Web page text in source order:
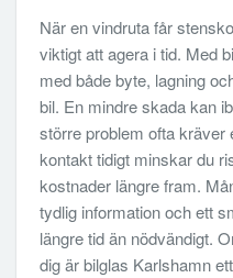
När en vindruta får
viktigt att agera i tid. Med
med både byte, lagning
bil. En mindre skada kan
större problem ofta kräver
kontakt tidigt minskar du
kostnader längre fram.
tydlig information och ett
längre tid än nödvändigt.
dig är bilglas Karlshamn